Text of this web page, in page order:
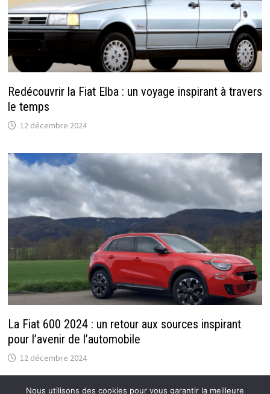
Redécouvrir la Fiat Elba : un voyage inspirant à travers
le temps
12 décembre 2024
La Fiat 600 2024 : un retour aux sources inspirant
pour l’avenir de l’automobile
12 décembre 2024
Nous utilisons des cookies pour vous garantir la meilleure